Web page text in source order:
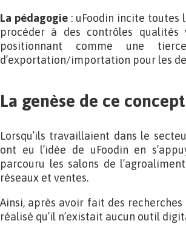
La pédagogie : uFoodin incite toutes
procéder à des contrôles
positionnant comme une
d’exportation/importation pour les
La genèse de ce
Lorsqu’ils travaillaient dans le
ont eu l’idée de uFoodin en
parcouru les salons de
réseaux et ventes.
Ainsi, après avoir fait des
réalisé qu’il n’existait aucun outil